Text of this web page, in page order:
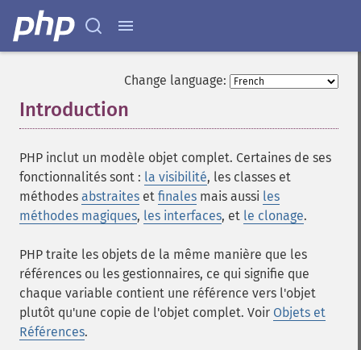
Change language:
Introduction
PHP inclut un modèle objet complet. Certaines de ses
fonctionnalités sont : la visibilité, les classes et
méthodes abstraites et finales mais aussi les
méthodes magiques, les interfaces, et le clonage.
PHP traite les objets de la même manière que les
références ou les gestionnaires, ce qui signifie que
chaque variable contient une référence vers l'objet
plutôt qu'une copie de l'objet complet. Voir Objets et
Références.